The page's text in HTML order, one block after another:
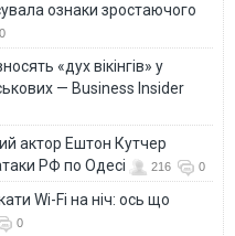
ознаки зростаючого
0
«дух вікінгів» у
— Business Insider
актор Ештон Кутчер
РФ по Одесі
216 0
Wi-Fi на ніч: ось що
0